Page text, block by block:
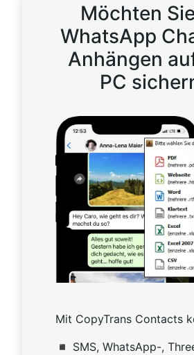
Möchten
WhatsApp
Anhängen
PC
Mit CopyTrans Contacts
◾ SMS, WhatsApp-,